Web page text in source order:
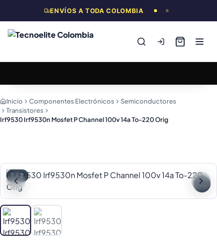
ENVÍOS A TODA COLOMBIA
Inicio Componentes Electrónicos
Semiconductores
Transistores
Irf9530 Irf9530n Mosfet P Channel 100v 14a To-220 Orig
1/2